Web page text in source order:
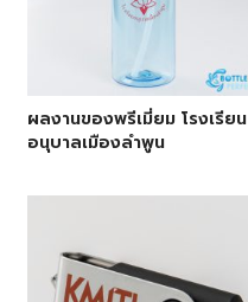
ผลงานของพรีเมี่ยม โรงเรียน
อนุบาลเมืองลำพูน